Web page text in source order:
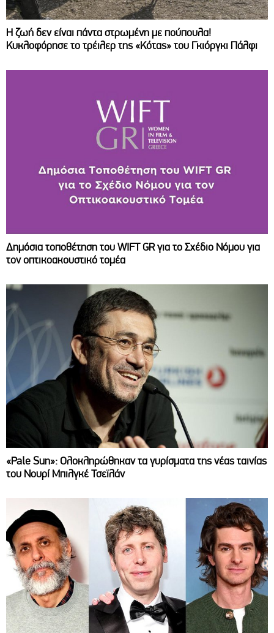
Η ζωή δεν είναι πάντα στρωμένη με πούπουλα!
Κυκλοφόρησε το τρέιλερ της «Κότας» του Γκιόργκι Πάλφι
Δημόσια τοποθέτηση του WIFT GR για το Σχέδιο Νόμου για
τον οπτικοακουστικό τομέα
«Pale Sun»: Ολοκληρώθηκαν τα γυρίσματα της νέας ταινίας
του Νουρί Μπιλγκέ Τσεϊλάν